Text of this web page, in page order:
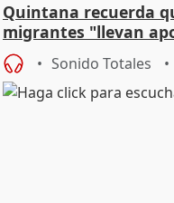
Quintana recuerda
migrantes "llevan
central
Sonido Totales